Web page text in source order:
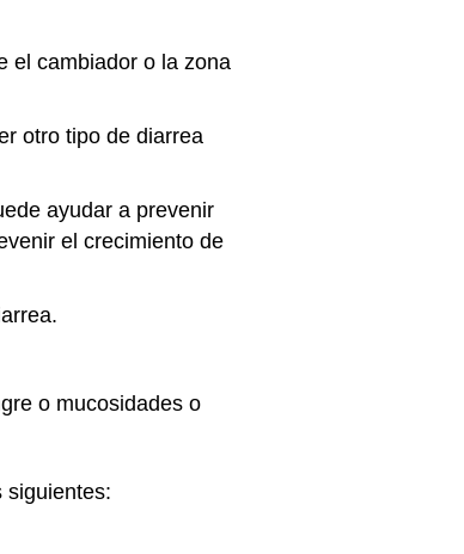
el cambiador o la zona
otro tipo de diarrea
ayudar a prevenir
el crecimiento de
o mucosidades o
siguientes: